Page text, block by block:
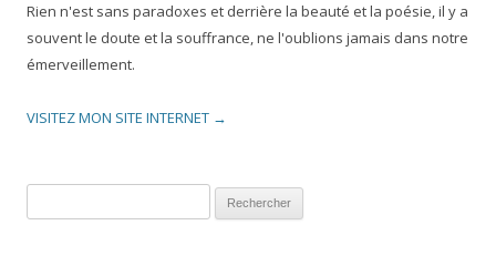
Rien n'est sans paradoxes et derrière la beauté et la poésie, il y a
souvent le doute et la souffrance, ne l'oublions jamais dans notre
émerveillement.
VISITEZ MON SITE INTERNET →